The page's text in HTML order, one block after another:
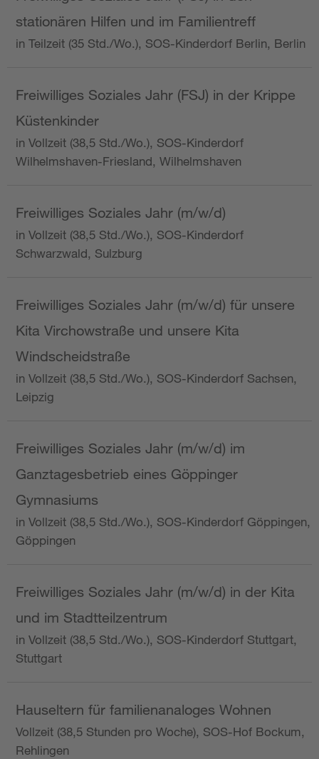
stationären Hilfen und im Familientreff
in Teilzeit (35 Std./Wo.), SOS-Kinderdorf Berlin, Berlin
Freiwilliges Soziales Jahr (FSJ) in der Krippe
Küstenkinder
in Vollzeit (38,5 Std./Wo.), SOS-Kinderdorf
Wilhelmshaven-Friesland, Wilhelmshaven
Freiwilliges Soziales Jahr (m/w/d)
in Vollzeit (38,5 Std./Wo.), SOS-Kinderdorf
Schwarzwald, Sulzburg
Freiwilliges Soziales Jahr (m/w/d) für unsere
Kita Virchowstraße und unsere Kita
Windscheidstraße
in Vollzeit (38,5 Std./Wo.), SOS-Kinderdorf Sachsen,
Leipzig
Freiwilliges Soziales Jahr (m/w/d) im
Ganztagesbetrieb eines Göppinger
Gymnasiums
in Vollzeit (38,5 Std./Wo.), SOS-Kinderdorf Göppingen,
Göppingen
Freiwilliges Soziales Jahr (m/w/d) in der Kita
und im Stadtteilzentrum
in Vollzeit (38,5 Std./Wo.), SOS-Kinderdorf Stuttgart,
Stuttgart
Hauseltern für familienanaloges Wohnen
Vollzeit (38,5 Stunden pro Woche), SOS-Hof Bockum,
Rehlingen